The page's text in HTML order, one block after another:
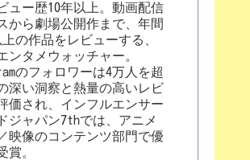
ュー歴10年以上。動画配信
から劇場公開作まで、年間
上の作品をレビューする、
ンタメウォッチャー。
のフォロワーは4万人を超
深い洞察と熱量の高いレビ
価され、インフルエンサー
ジャパン7thでは、アニメ
映像のコンテンツ部門で優
賞。